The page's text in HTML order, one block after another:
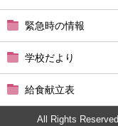
緊急時の情報
学校だより
給食献立表
All Rights